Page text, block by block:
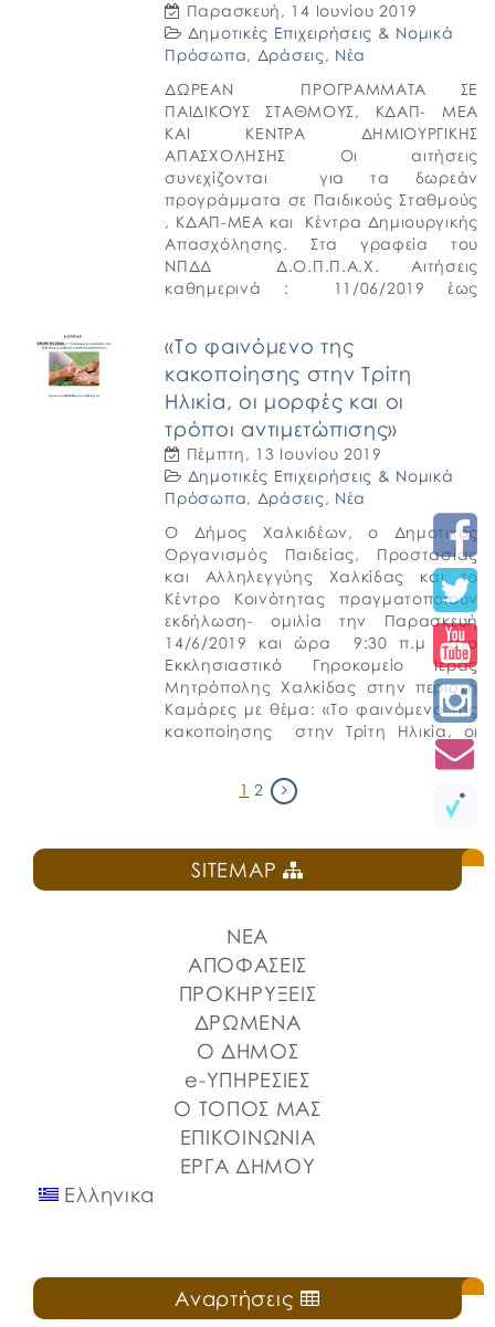
Παρασκευή, 14 Ιουνίου 2019
Δημοτικές Επιχειρήσεις & Νομικά
Πρόσωπα, Δράσεις, Νέα
ΔΩΡΕΑΝ ΠΡΟΓΡΑΜΜΑΤΑ ΣΕ
ΠΑΙΔΙΚΟΥΣ ΣΤΑΘΜΟΥΣ, ΚΔΑΠ- ΜΕΑ
ΚΑΙ ΚΕΝΤΡΑ ΔΗΜΙΟΥΡΓΙΚΗΣ
ΑΠΑΣΧΟΛΗΣΗΣ Οι αιτήσεις
συνεχίζονται για τα δωρεάν
προγράμματα σε Παιδικούς Σταθμούς
, ΚΔΑΠ-ΜΕΑ και Κέντρα Δημιουργικής
Απασχόλησης. Στα γραφεία του
ΝΠΔΔ Δ.Ο.Π.Π.Α.Χ. Αιτήσεις
καθημερινά : 11/06/2019 έως
καλέστε στα τηλέφωνα : 22210-20241
& 22210-79752
«Το φαινόμενο της
κακοποίησης στην Τρίτη
Ηλικία, οι μορφές και οι
τρόποι αντιμετώπισης»
Πέμπτη, 13 Ιουνίου 2019
Δημοτικές Επιχειρήσεις & Νομικά
Πρόσωπα, Δράσεις, Νέα
Ο Δήμος Χαλκιδέων, ο Δημοτικός
Οργανισμός Παιδείας, Προστασίας
και Αλληλεγγύης Χαλκίδας και το
Κέντρο Κοινότητας πραγματοποιούν
εκδήλωση- ομιλία την Παρασκευή
14/6/2019 και ώρα 9:30 π.μ στο
Εκκλησιαστικό Γηροκομείο Ιεράς
Μητρόπολης Χαλκίδας στην περιοχή
Καμάρες με θέμα: «Το φαινόμενο της
κακοποίησης στην Τρίτη Ηλικία, οι
μορφές και οι τρόποι αντιμετώπισης»
εν όψη της Παγκόσμιας ημέρας κατά
1 2
SITEMAP
ΝΕΑ
ΑΠΟΦΑΣΕΙΣ
ΠΡΟΚΗΡΥΞΕΙΣ
ΔΡΩΜΕΝΑ
Ο ΔΗΜΟΣ
e-ΥΠΗΡΕΣΙΕΣ
Ο ΤΟΠΟΣ ΜΑΣ
ΕΠΙΚΟΙΝΩΝΙΑ
ΕΡΓΑ ΔΗΜΟΥ
Ελληνικα
Αναρτήσεις